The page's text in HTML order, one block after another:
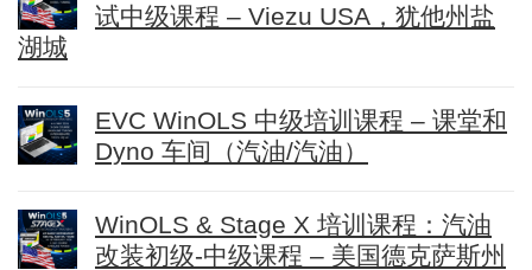
试中级课程 – Viezu USA，犹他州盐
湖城
EVC WinOLS 中级培训课程 – 课堂和
Dyno 车间（汽油/汽油）
WinOLS & Stage X 培训课程：汽油
改装初级-中级课程 – 美国德克萨斯州